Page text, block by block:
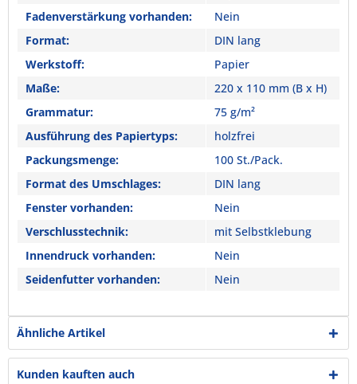
Fadenverstärkung vorhanden:
Nein
Format:
DIN lang
Werkstoff:
Papier
Maße:
220 x 110 mm (B x H)
Grammatur:
75 g/m²
Ausführung des Papiertyps:
holzfrei
Packungsmenge:
100 St./Pack.
Format des Umschlages:
DIN lang
Fenster vorhanden:
Nein
Verschlusstechnik:
mit Selbstklebung
Innendruck vorhanden:
Nein
Seidenfutter vorhanden:
Nein
Ähnliche Artikel
Kunden kauften auch